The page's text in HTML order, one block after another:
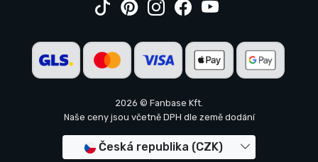
2026 © Fanbase Kft.
Naše ceny jsou včetně DPH dle země dodání
Česká republika (CZK)